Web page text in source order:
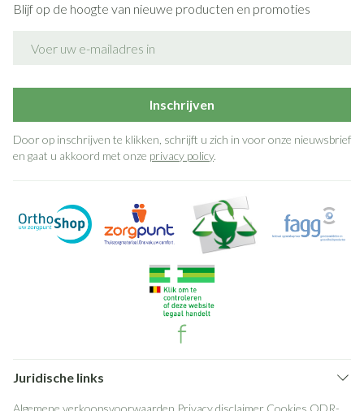
Blijf op de hoogte van nieuwe producten en promoties
Inschrijven
Door op inschrijven te klikken, schrijft u zich in voor onze nieuwsbrief
en gaat u akkoord met onze privacy policy.
Juridische links
Algemene verkoopsvoorwaarden Privacy disclaimer Cookies ODR-